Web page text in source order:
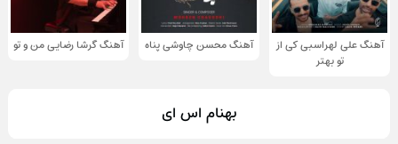
آهنگ علی لهراسبی کی از
تو ‌بهتر
آهنگ محسن چاوشی پناه آهنگ گرشا رضایی من و تو
بهنام اس ای